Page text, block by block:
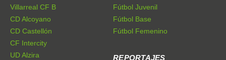
Villarreal CF B
CD Alcoyano
CD Castellón
CF Intercity
UD Alzira
Fútbol Juvenil
Fútbol Base
Fútbol Femenino
REPORTAJES